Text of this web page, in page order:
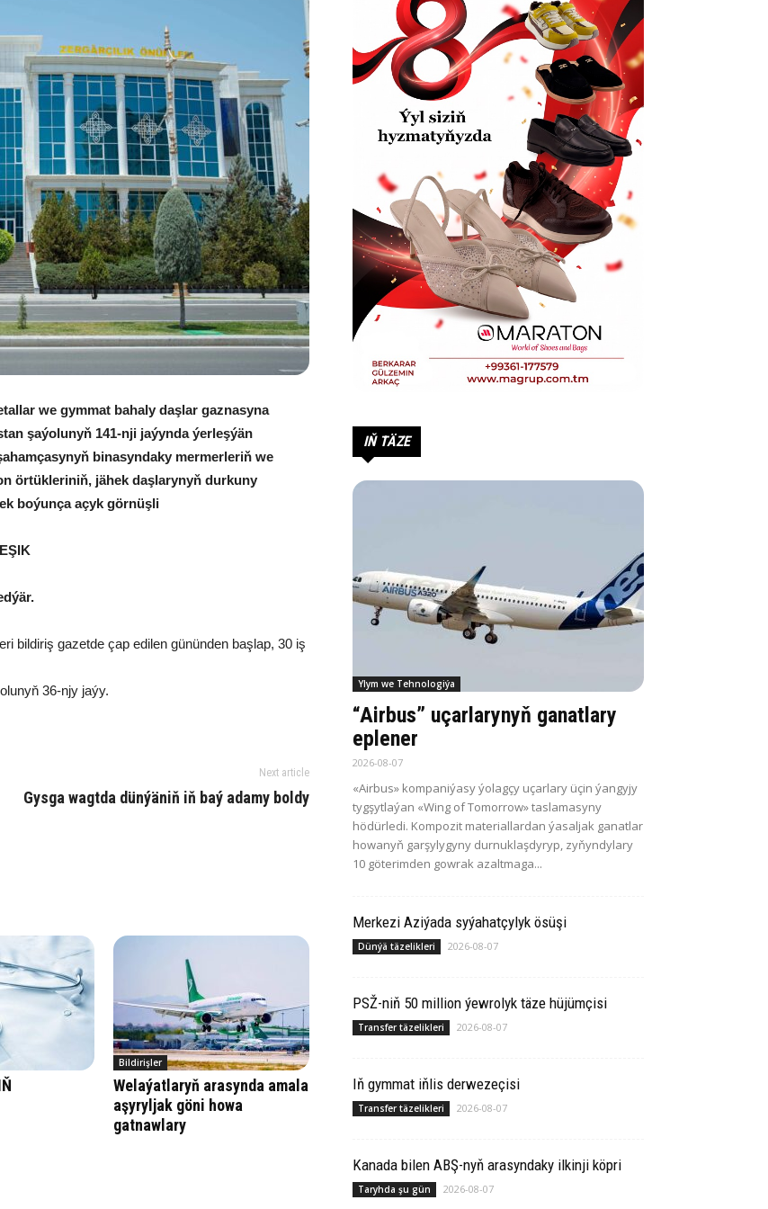
we gymmat bahaly daşlar gaznasyna
şaýolunyň 141-nji jaýynda ýerleşýän
binasyndaky mermerleriň we
örtükleriniň, jähek daşlarynyň durkuny
boýunça açyk görnüşli
bildiriş gazetde çap edilen gününden başlap, 30 iş
36-njy jaýy.
Next article
Gysga wagtda dünýäniň iň baý adamy boldy
Bildirişler
Welaýatlaryň arasynda amala
aşyryljak göni howa
gatnawlary
IŇ TÄZE
Ylym we Tehnologiýa
“Airbus” uçarlarynyň ganatlary
eplener
2026-08-07
«Airbus» kompaniýasy ýolagçy uçarlary üçin ýangyjy
tygşytlaýan «Wing of Tomorrow» taslamasyny
hödürledi. Kompozit materiallardan ýasaljak ganatlar
howanyň garşylygyny durnuklaşdyryp, zyňyndylary
10 göterimden gowrak azaltmaga...
Merkezi Aziýada syýahatçylyk ösüşi
Dünýä täzelikleri 2026-08-07
PSŽ-niň 50 million ýewrolyk täze hüjümçisi
Transfer täzelikleri 2026-08-07
Iň gymmat iňlis derwezeçisi
Transfer täzelikleri 2026-08-07
Ka­na­da bilen ABŞ-nyň arasyndaky ilkinji köp­ri
Taryhda şu gün 2026-08-07